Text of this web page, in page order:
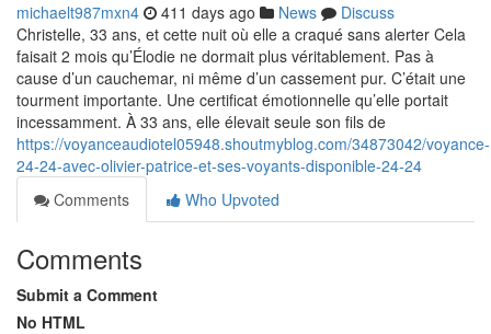
michaelt987mxn4 411 days ago News
Discuss
Christelle, 33 ans, et cette nuit où elle a craqué sans alerter Cela
faisait 2 mois qu’Élodie ne dormait plus véritablement. Pas à
cause d’un cauchemar, ni même d’un cassement pur. C’était une
tourment importante. Une certificat émotionnelle qu’elle portait
incessamment. À 33 ans, elle élevait seule son fils de
https://voyanceaudiotel05948.shoutmyblog.com/34873042/voyance-
24-24-avec-olivier-patrice-et-ses-voyants-disponible-24-24
Comments
Who Upvoted
Comments
Submit a Comment
No HTML